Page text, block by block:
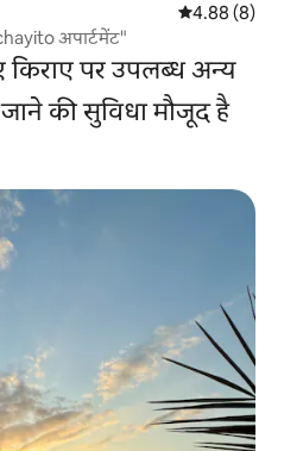
औसत रेटिंग 5 में
4.88 (8)
अपार्टमेंट"
किराए पर उपलब्ध अन्य
की सुविधा मौजूद है